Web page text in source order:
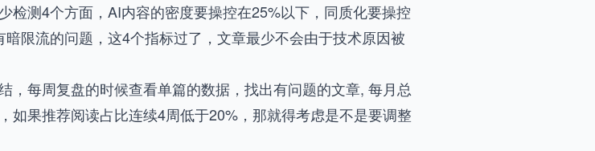
检测4个方面，AI内容的密度要操控在25%以下，同质化要操控
限流的问题，这4个指标过了，文章最少不会由于技术原因被
，每周复盘的时候查看单篇的数据，找出有问题的文章, 每月总
如果推荐阅读占比连续4周低于20%，那就得考虑是不是要调整